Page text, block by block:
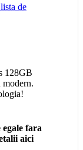
de
128GB
modern.
fara
aici